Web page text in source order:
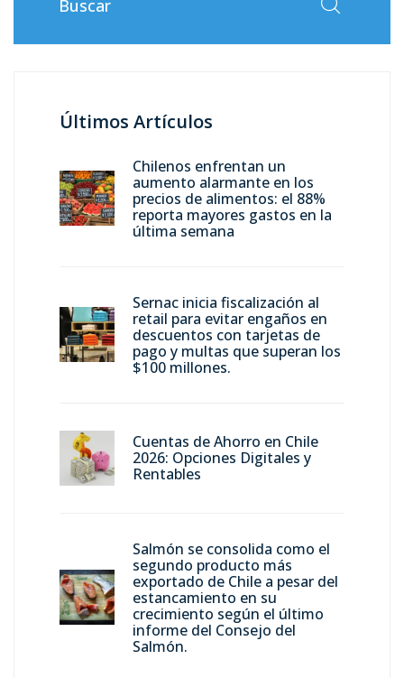
Últimos Artículos
Chilenos enfrentan un
aumento alarmante en los
precios de alimentos: el 88%
reporta mayores gastos en la
última semana
Sernac inicia fiscalización al
retail para evitar engaños en
descuentos con tarjetas de
pago y multas que superan los
$100 millones.
Cuentas de Ahorro en Chile
2026: Opciones Digitales y
Rentables
Salmón se consolida como el
segundo producto más
exportado de Chile a pesar del
estancamiento en su
crecimiento según el último
informe del Consejo del
Salmón.